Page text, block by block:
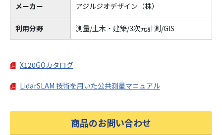
メーカー アジルジオデザイン（株）
利用分野 測量/土木・建築/3次元計測/GIS
X120GOカタログ
LidarSLAM 技術を用いた公共測量マニュアル
商品のお問い合わせ